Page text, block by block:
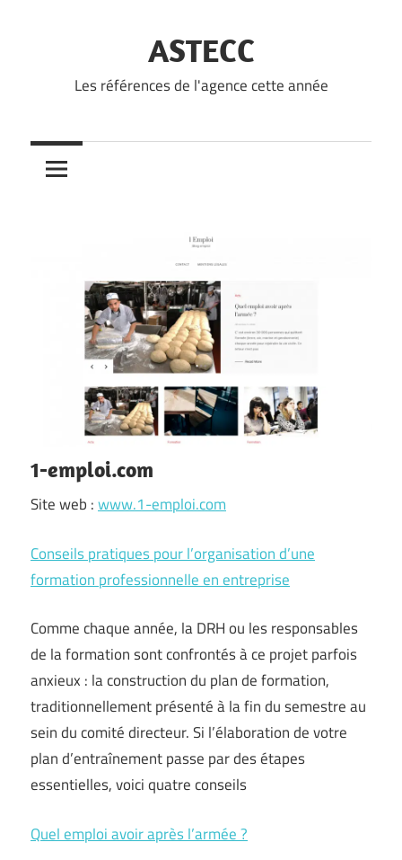
ASTECC
Les références de l'agence cette année
1-emploi.com
Site web :www.1-emploi.com
Conseils pratiques pour l’organisation d’une
formation professionnelle en entreprise
Comme chaque année, la DRH ou les responsables
de la formation sont confrontés à ce projet parfois
anxieux : la construction du plan de formation,
traditionnellement présenté à la fin du semestre au
sein du comité directeur. Si l’élaboration de votre
plan d’entraînement passe par des étapes
essentielles, voici quatre conseils
Quel emploi avoir après l’armée ?